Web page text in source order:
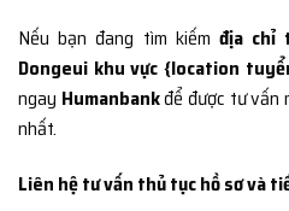
Nếu bạn đang tìm kiếm địa chỉ
Dongeui khu vực {location
ngay Humanbankđể được tư vấn
nhất.
Liên hệ tư vấn thủ tục hồ sơ và